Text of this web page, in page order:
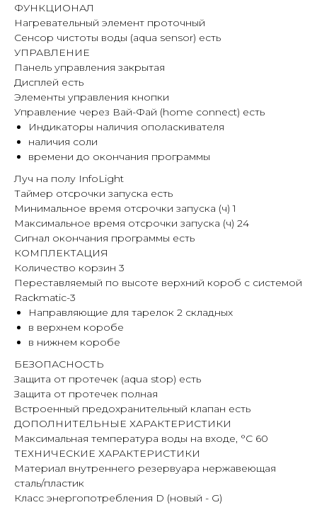
ФУНКЦИОНАЛ
Нагревательный элемент проточный
Сенсор чистоты воды (aqua sensor) есть
УПРАВЛЕНИЕ
Панель управления закрытая
Дисплей есть
Элементы управления кнопки
Управление через Вай-Фай (home connect) есть
Индикаторы наличия ополаскивателя
наличия соли
времени до окончания программы
Луч на полу InfoLight
Таймер отсрочки запуска есть
Минимальное время отсрочки запуска (ч) 1
Максимальное время отсрочки запуска (ч) 24
Сигнал окончания программы есть
КОМПЛЕКТАЦИЯ
Количество корзин 3
Переставляемый по высоте верхний короб с системой
Rackmatic-3
Направляющие для тарелок 2 складных
в верхнем коробе
в нижнем коробе
БЕЗОПАСНОСТЬ
Защита от протечек (aqua stop) есть
Защита от протечек полная
Встроенный предохранительный клапан есть
ДОПОЛНИТЕЛЬНЫЕ ХАРАКТЕРИСТИКИ
Максимальная температура воды на входе, °C 60
ТЕХНИЧЕСКИЕ ХАРАКТЕРИСТИКИ
Материал внутреннего резервуара нержавеющая
сталь/пластик
Класс энергопотребления D (новый - G)